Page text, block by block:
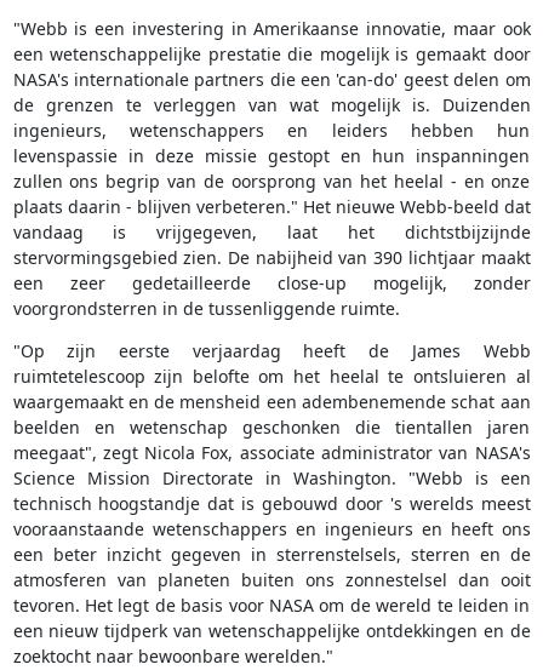
"Webb is een investering in Amerikaanse innovatie, maar ook
een wetenschappelijke prestatie die mogelijk is gemaakt door
NASA's internationale partners die een 'can-do' geest delen om
de grenzen te verleggen van wat mogelijk is. Duizenden
ingenieurs, wetenschappers en leiders hebben hun
levenspassie in deze missie gestopt en hun inspanningen
zullen ons begrip van de oorsprong van het heelal - en onze
plaats daarin - blijven verbeteren." Het nieuwe Webb-beeld dat
vandaag is vrijgegeven, laat het dichtstbijzijnde
stervormingsgebied zien. De nabijheid van 390 lichtjaar maakt
een zeer gedetailleerde close-up mogelijk, zonder
voorgrondsterren in de tussenliggende ruimte.
"Op zijn eerste verjaardag heeft de James Webb
ruimtetelescoop zijn belofte om het heelal te ontsluieren al
waargemaakt en de mensheid een adembenemende schat aan
beelden en wetenschap geschonken die tientallen jaren
meegaat", zegt Nicola Fox, associate administrator van NASA's
Science Mission Directorate in Washington. "Webb is een
technisch hoogstandje dat is gebouwd door 's werelds meest
vooraanstaande wetenschappers en ingenieurs en heeft ons
een beter inzicht gegeven in sterrenstelsels, sterren en de
atmosferen van planeten buiten ons zonnestelsel dan ooit
tevoren. Het legt de basis voor NASA om de wereld te leiden in
een nieuw tijdperk van wetenschappelijke ontdekkingen en de
zoektocht naar bewoonbare werelden."